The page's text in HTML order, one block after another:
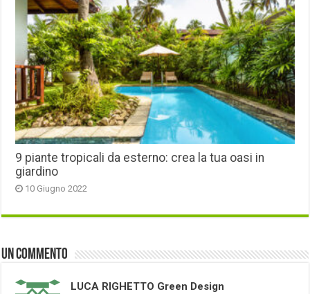
9 piante tropicali da esterno: crea la tua oasi in
giardino
10 Giugno 2022
Un commento
LUCA RIGHETTO Green Design